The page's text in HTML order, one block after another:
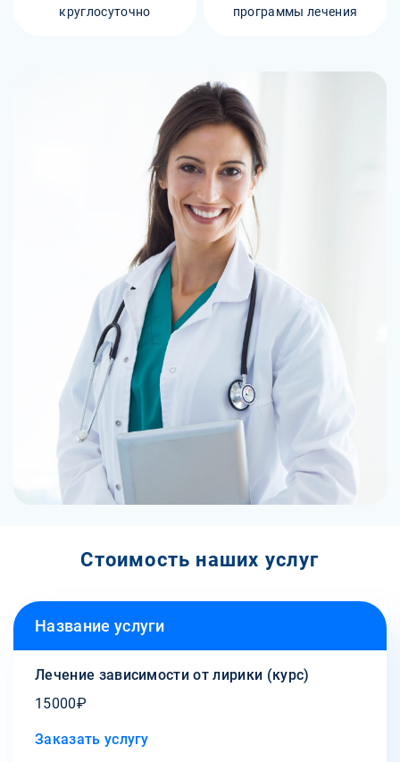
круглосуточно
программы лечения
Стоимость наших услуг
Название услуги
Лечение зависимости от лирики (курс)
15000₽
Заказать услугу